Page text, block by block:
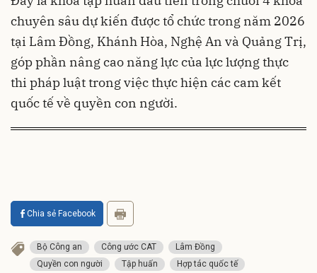
chuyên sâu dự kiến được tổ chức trong năm 2026
tại Lâm Đồng, Khánh Hòa, Nghệ An và Quảng Trị,
góp phần nâng cao năng lực của lực lượng thực
thi pháp luật trong việc thực hiện các cam kết
quốc tế về quyền con người.
Chia sẻ Facebook
Bộ Công an Công ước CAT
Lâm Đồng
Quyền con người
Tập huấn
Hợp tác quốc tế